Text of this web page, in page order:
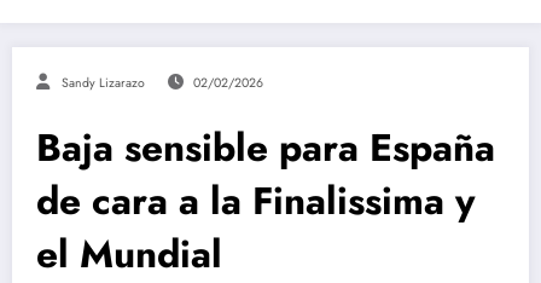
Sandy Lizarazo 02/02/2026
Baja sensible para España
de cara a la Finalissima y
el Mundial